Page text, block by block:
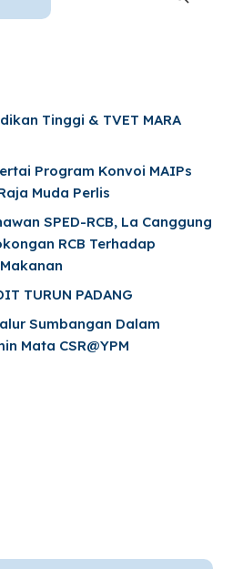
Tinggi & TVET MARA
Program Konvoi MAIPs
Muda Perlis
SPED-RCB, La Canggung
RCB Terhadap
TURUN PADANG
Sumbangan Dalam
Mata CSR@YPM